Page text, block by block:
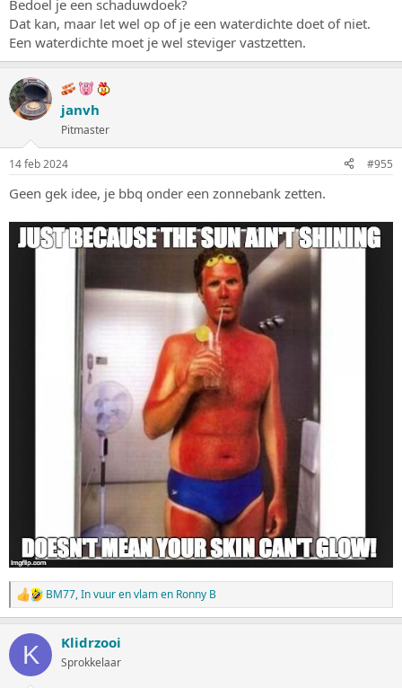
Bedoel je een schaduwdoek?
Dat kan, maar let wel op of je een waterdichte doet of niet.
Een waterdichte moet je wel steviger vastzetten.
janvh
Pitmaster
14 feb 2024 #955
Geen gek idee, je bbq onder een zonnebank zetten.
W
a
r
e
BM77,In vuur en vlamen Ronny B
K Klidrzooi
Sprokkelaar